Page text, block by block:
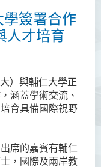
簽署合作
人才培育
）與輔仁大學正
涵蓋學術交流、
育具備國際視野
席的嘉賓有輔仁
，國際及兩岸教
國内地事務處
計劃